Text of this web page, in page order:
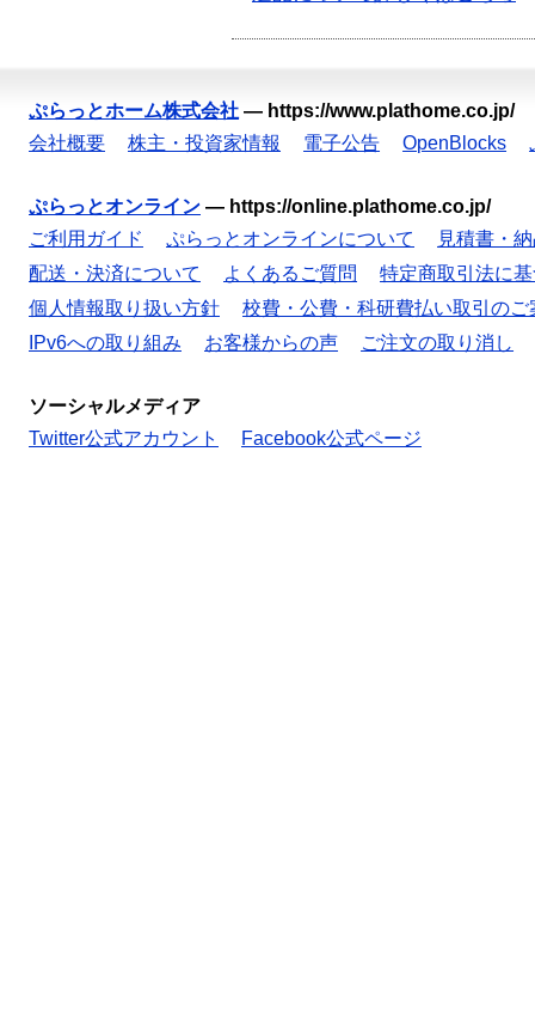
ぷらっとホーム株式会社 — https://www.plathome.co.jp/
会社概要
株主・投資家情報 電子公告 OpenBlocks
ぷらっとオンライン — https://online.plathome.co.jp/
ご利用ガイド
ぷらっとオンラインについて
見積書・
配送・決済について
よくあるご質問
特定商取引法に
個人情報取り扱い方針
校費・公費・科研費払い取引のご
IPv6への取り組み
お客様からの声 ご注文の取り消し
ソーシャルメディア
Twitter公式アカウント
Facebook公式ページ